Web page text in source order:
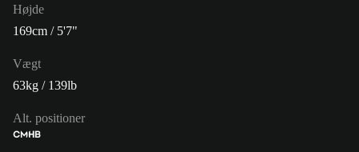
Højde
169cm / 5'7"
Vægt
63kg / 139lb
Alt. positioner
CMHB